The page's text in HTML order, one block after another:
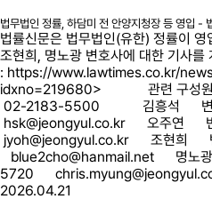
법무법인 정률, 하담미 전 안양지청장 등 영입 -
법률신문은 법무법인(유한) 정률이
조현희, 명노광 변호사에 대한 기사
: https://www.lawtimes.co.kr/
idxno=219680> 관련 구
02-2183-5500 김흥석 변
hsk@jeongyul.co.kr 오주연
jyoh@jeongyul.co.kr 조현희
blue2cho@hanmail.net 명
5720
2026.04.21